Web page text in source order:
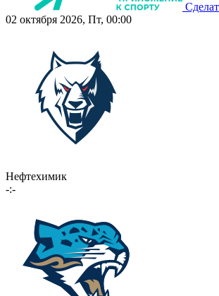
02 октября 2026, Пт, 00:00
Нефтехимик
-:-